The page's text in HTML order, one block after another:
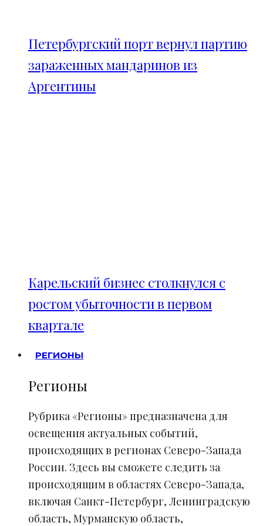
Петербургский порт вернул партию
зараженных мандаринов из
Аргентины
Карельский бизнес столкнулся с
ростом убыточности в первом
квартале
РЕГИОНЫ
Регионы
Рубрика «Регионы» предназначена для
освещения актуальных событий,
происходящих в регионах Северо-Запада
России. Здесь вы сможете следить за
происходящим в областях Северо-Запада,
включая Санкт-Петербург, Ленинградскую
область, Мурманскую область,